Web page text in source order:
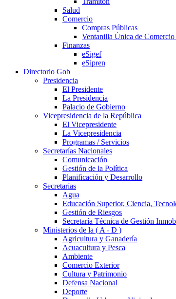
Salud
Comercio
Compras Públicas
Ventanilla Única de
Finanzas
eSigef
eSipren
Directorio Gob
Presidencia
El Presidente
La Presidencia
Palacio de Gobierno
Vicepresidencia de la República
El Vicepresidente
La Vicepresidencia
Programas / Servicios
Secretarías Nacionales
Comunicación
Gestión de la Política
Planificación y Desarrollo
Secretarías
Agua
Educación Superior, Ciencia,
Gestión de Riesgos
Secretaría Técnica de Gestión
Ministerios de la ( A - D )
Agricultura y Ganadería
Acuacultura y Pesca
Ambiente
Comercio Exterior
Cultura y Patrimonio
Defensa Nacional
Deporte